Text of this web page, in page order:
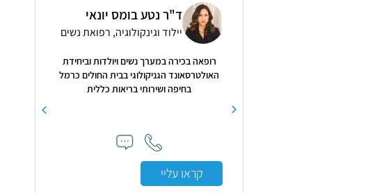
מסביר בצורה מקצועית מאוד , אני אצלו כבר
ד"ר נטע בומס יונאי
יילוד וגינקולוגיה, רפואת נשים
רופאה בכירה במערך נשים ויולדות וביחידת
האולטרסאונד הגניקולוגי בבית החולים כרמל
בחיפה ושירותי בריאות כללית
קראו עליי
שרופאים